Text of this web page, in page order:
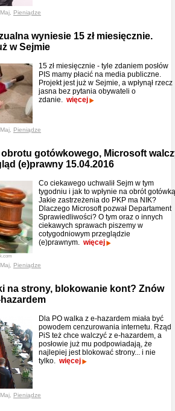
Pieniądze
wyniesie 15 zł miesięcznie.
w Sejmie
15 zł miesięcznie - tyle zdaniem posłów
PIS mamy płacić na media publiczne.
Projekt jest już w Sejmie, a wpłynął rzecz
jasna bez pytania obywateli o
zdanie. więcej
Pieniądze
gotówkowego, Microsoft
(e)prawny 15.04.2016
Co ciekawego uchwalił Sejm w tym
tygodniu i jak to wpłynie na obrót
Jakie zastrzeżenia do PKP ma NIK?
Dlaczego Microsoft pozwał Departament
Sprawiedliwości? O tym oraz o innych
ciekawych sprawach piszemy w
cotygodniowym przeglądzie
(e)prawnym. więcej
Pieniądze
na strony, blokowanie kont? Znów
Dla PO walka z e-hazardem miała być
powodem cenzurowania internetu. Rząd
PiS też chce walczyć z e-hazardem, a
posłowie już mu podpowiadają, że
najlepiej jest blokować strony... i nie
tylko. więcej
Pieniądze